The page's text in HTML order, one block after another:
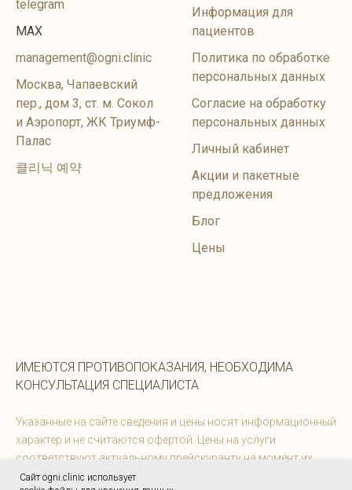
Сайт ogni.clinic использует
telegram
MAX
management@ogni.clinic
Москва, Чапаевский
пер., дом 3, ст. м. Сокол
и Аэропорт, ЖК Триумф-
Палас
클리닉 예약
Информация для
пациентов
Политика по обработке
персональных данных
Согласие на обработку
персональных данных
Личный кабинет
Акции и пакетные
предложения
Блог
Цены
ИМЕЮТСЯ ПРОТИВОПОКАЗАНИЯ, НЕОБХОДИМА
КОНСУЛЬТАЦИЯ СПЕЦИАЛИСТА
Указанные на сайте сведения и цены носят информационный
характер и не считаются офертой. Цены на услуги
соответствуют актуальному прейскуранту на момент их
предоставления. Информацию можно уточнить у